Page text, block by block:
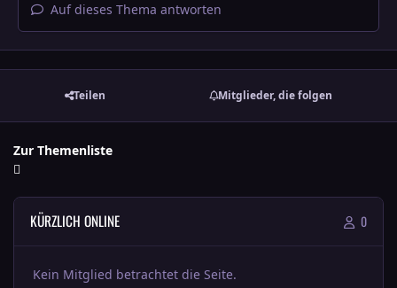
Auf dieses Thema antworten
Teilen Mitglieder, die folgen
Zur Themenliste
KÜRZLICH ONLINE 0
Kein Mitglied betrachtet die Seite.